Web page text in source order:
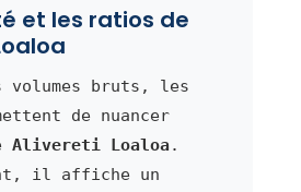
et les ratios de
volumes bruts, les
de nuancer
Alivereti Loaloa .
il affiche un